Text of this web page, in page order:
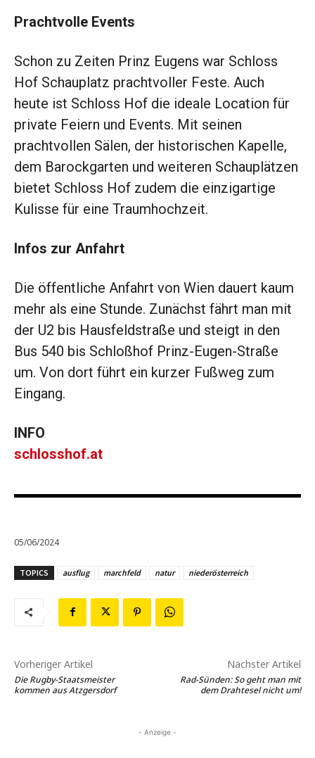
Prachtvolle Events
Schon zu Zeiten Prinz Eugens war Schloss
Hof Schauplatz prachtvoller Feste. Auch
heute ist Schloss Hof die ideale Location für
private Feiern und Events. Mit seinen
prachtvollen Sälen, der historischen Kapelle,
dem Barockgarten und weiteren Schauplätzen
bietet Schloss Hof zudem die einzigartige
Kulisse für eine Traumhochzeit.
Infos zur Anfahrt
Die öffentliche Anfahrt von Wien dauert kaum
mehr als eine Stunde. Zunächst fährt man mit
der U2 bis Hausfeldstraße und steigt in den
Bus 540 bis Schloßhof Prinz-Eugen-Straße
um. Von dort führt ein kurzer Fußweg zum
Eingang.
INFO
schlosshof.at
05/06/2024
TOPICS ausflug marchfeld natur niederösterreich
Vorheriger Artikel
Die Rugby-Staatsmeister
kommen aus Atzgersdorf
Nächster Artikel
Rad-Sünden: So geht man mit
dem Drahtesel nicht um!
- Anzeige -